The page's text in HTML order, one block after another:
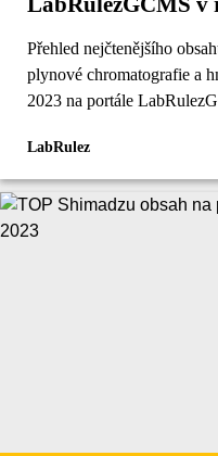
Přehled nejčtenějšího
plynové chromatografie a
2023 na portále
LabRulez